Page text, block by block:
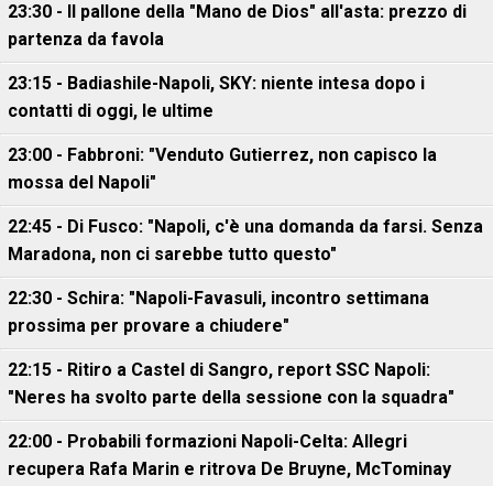
23:30 - Il pallone della "Mano de Dios" all'asta: prezzo di
partenza da favola
23:15 - Badiashile-Napoli, SKY: niente intesa dopo i
contatti di oggi, le ultime
23:00 - Fabbroni: "Venduto Gutierrez, non capisco la
mossa del Napoli"
22:45 - Di Fusco: "Napoli, c'è una domanda da farsi. Senza
Maradona, non ci sarebbe tutto questo"
22:30 - Schira: "Napoli-Favasuli, incontro settimana
prossima per provare a chiudere"
22:15 - Ritiro a Castel di Sangro, report SSC Napoli:
"Neres ha svolto parte della sessione con la squadra"
22:00 - Probabili formazioni Napoli-Celta: Allegri
recupera Rafa Marin e ritrova De Bruyne, McTominay